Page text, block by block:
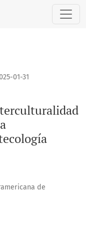
del currículo en
01-31
de